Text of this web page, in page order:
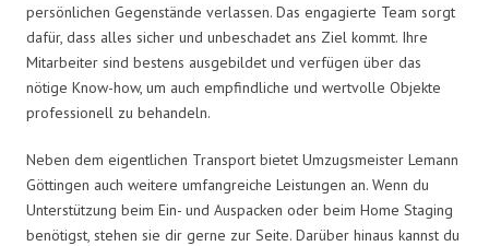
persönlichen Gegenstände verlassen. Das engagierte Team sorgt
dafür, dass alles sicher und unbeschadet ans Ziel kommt. Ihre
Mitarbeiter sind bestens ausgebildet und verfügen über das
nötige Know-how, um auch empfindliche und wertvolle Objekte
professionell zu behandeln.
Neben dem eigentlichen Transport bietet Umzugsmeister Lemann
Göttingen auch weitere umfangreiche Leistungen an. Wenn du
Unterstützung beim Ein- und Auspacken oder beim Home Staging
benötigst, stehen sie dir gerne zur Seite. Darüber hinaus kannst du